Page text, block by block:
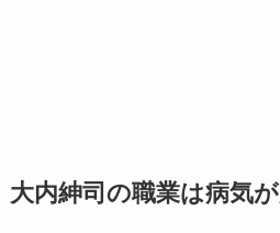
大内紳司の職業は病気